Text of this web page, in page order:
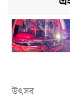
উৎসব